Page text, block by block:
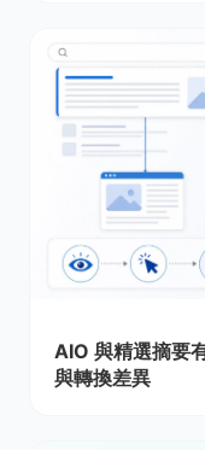
AIO 與精選摘要
與轉換差異